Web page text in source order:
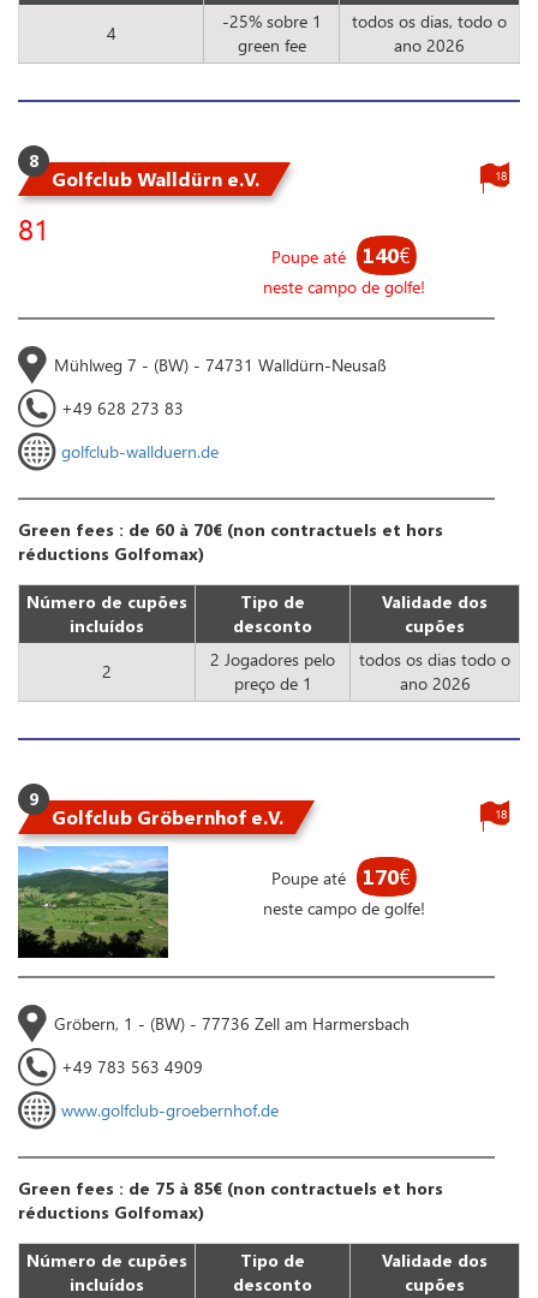
4
-25% sobre 1
green fee
todos os dias, todo o
ano 2026
8
Golfclub Walldürn e.V.
81
Poupe até 140€
neste campo de golfe!
18
Mühlweg 7 - (BW) - 74731 Walldürn-Neusaß
+49 628 273 83
golfclub-wallduern.de
Green fees : de 60 à 70€ (non contractuels et hors
réductions Golfomax)
Número de cupões
incluídos
Tipo de
desconto
Validade dos
cupões
2
2 Jogadores pelo
preço de 1
todos os dias todo o
ano 2026
9
Golfclub Gröbernhof e.V.
Poupe até 170€
neste campo de golfe!
18
Gröbern, 1 - (BW) - 77736 Zell am Harmersbach
+49 783 563 4909
www.golfclub-groebernhof.de
Green fees : de 75 à 85€ (non contractuels et hors
réductions Golfomax)
Número de cupões
incluídos
Tipo de
desconto
Validade dos
cupões